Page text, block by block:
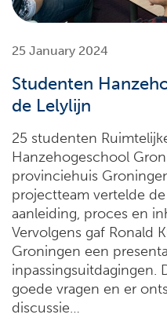
25 January 2024
Studenten
de Lelylijn
25 studenten
Hanzehogeschool
provinciehuis
projectteam vertelde
aanleiding, proces en
Vervolgens gaf Ronald
Groningen een
inpassingsuitdagingen.
goede vragen en er
discussie…